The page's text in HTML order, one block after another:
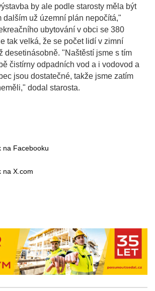
by ale podle starosty měla být
dalším už územní plán nepočítá,"
ubytování v obci se 380
tak velká, že se počet lidí v zimní
desetinásobně. "Naštěstí jsme s tím
čistírny odpadních vod a i vodovod a
jsou dostatečné, takže jsme zatím
dodal starosta.
na Facebooku
na X.com